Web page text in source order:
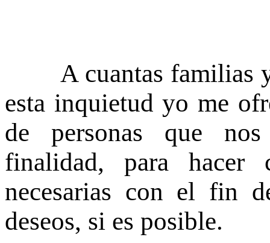
A cuantas familias y
esta inquietud yo me
de personas que
finalidad, para hacer
necesarias con el fin
deseos, si es posible.